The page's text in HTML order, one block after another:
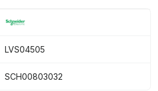
LVS04505
SCH00803032